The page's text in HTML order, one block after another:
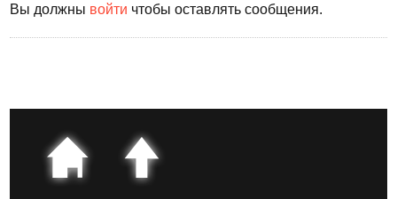
Вы должны войти чтобы оставлять сообщения.